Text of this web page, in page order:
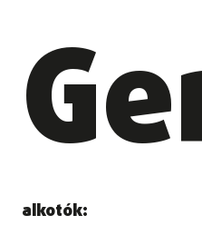
alkotók: